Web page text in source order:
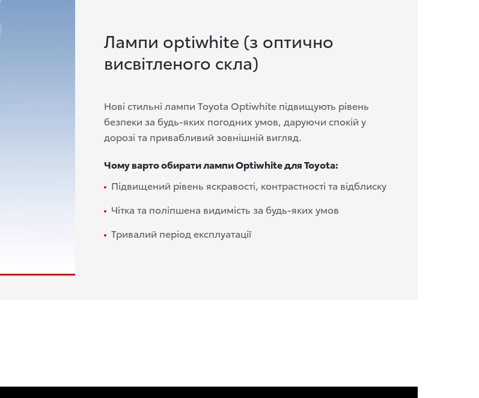
Лампи optiwhite (з оптично
висвітленого скла)
Нові стильні лампи Toyota Optiwhite підвищують рівень
безпеки за будь-яких погодних умов, даруючи спокій у
дорозі та привабливий зовнішній вигляд.
Чому варто обирати лампи Optiwhite для Toyota:
Підвищений рівень яскравості, контрастності та відблиску
Чітка та поліпшена видимість за будь-яких умов
Тривалий період експлуатації